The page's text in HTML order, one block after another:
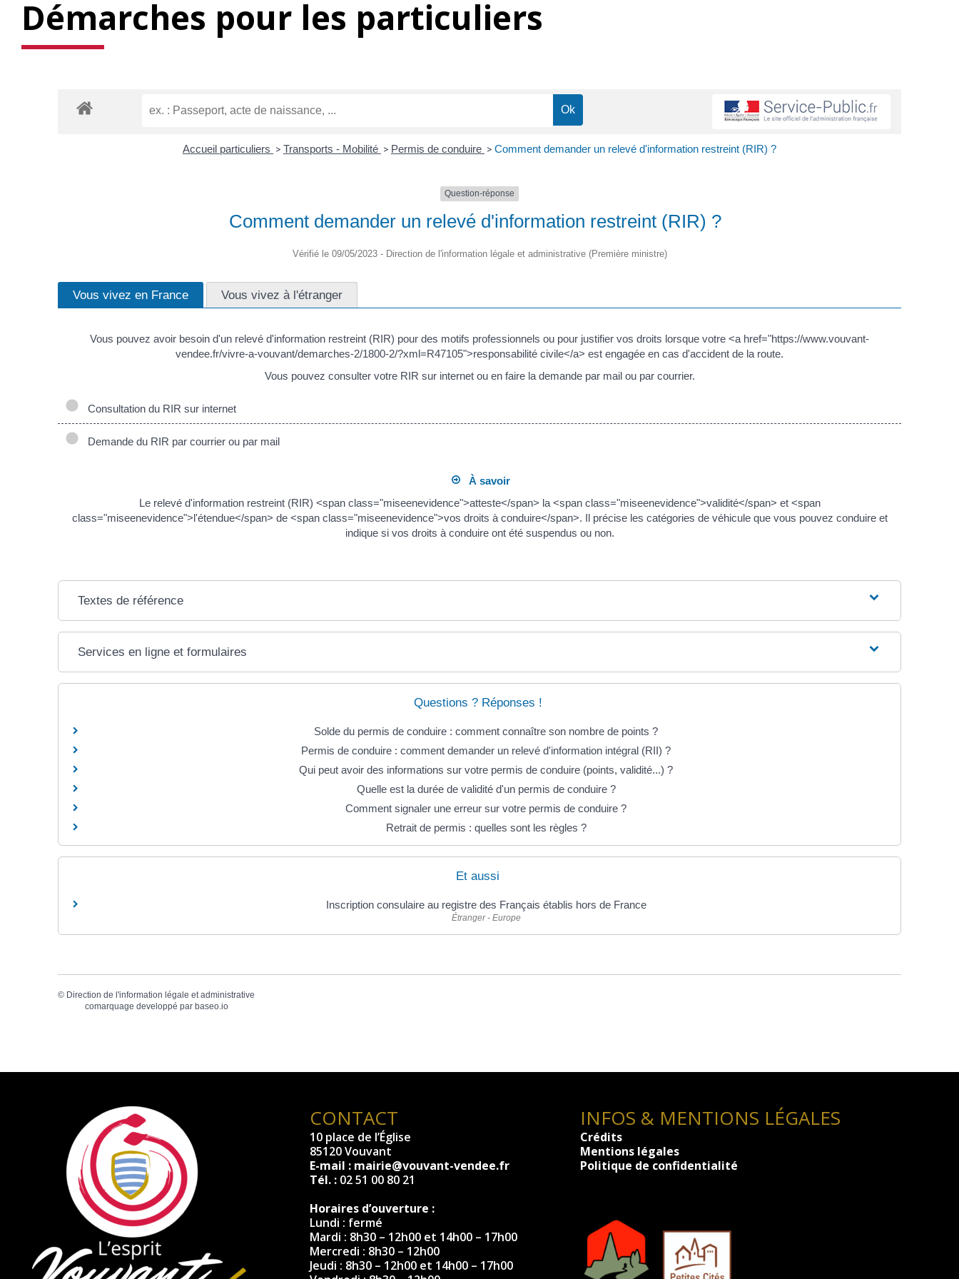
Démarches pour les particuliers
Accueil particuliers > Transports - Mobilité > Permis de conduire > Comment demander un relevé d'information restreint (RIR) ?
Question-réponse
Comment demander un relevé d'information restreint (RIR) ?
Vérifié le 09/05/2023 - Direction de l'information légale et administrative (Première ministre)
Vous vivez en France Vous vivez à l'étranger
Vous pouvez avoir besoin d'un relevé d'information restreint (RIR) pour des motifs professionnels ou pour justifier vos droits lorsque votre <a href="https://www.vouvant-
vendee.fr/vivre-a-vouvant/demarches-2/1800-2/?xml=R47105">responsabilité civile</a> est engagée en cas d'accident de la route.
Vous pouvez consulter votre RIR sur internet ou en faire la demande par mail ou par courrier.
Consultation du RIR sur internet
Demande du RIR par courrier ou par mail
À savoir
Le relevé d'information restreint (RIR) <span class="miseenevidence">atteste</span> la <span class="miseenevidence">validité</span> et <span
class="miseenevidence">l'étendue</span> de <span class="miseenevidence">vos droits à conduire</span>. Il précise les catégories de véhicule que vous pouvez conduire et
indique si vos droits à conduire ont été suspendus ou non.
Textes de référence
Services en ligne et formulaires
Questions ? Réponses !
Solde du permis de conduire : comment connaître son nombre de points ?
Permis de conduire : comment demander un relevé d'information intégral (RII) ?
Qui peut avoir des informations sur votre permis de conduire (points, validité...) ?
Quelle est la durée de validité d'un permis de conduire ?
Comment signaler une erreur sur votre permis de conduire ?
Retrait de permis : quelles sont les règles ?
Et aussi
Inscription consulaire au registre des Français établis hors de France
Étranger - Europe
© Direction de l'information légale et administrative
comarquage developpé par baseo.io
CONTACT
10 place de l’Église
85120 Vouvant
E-mail : mairie@vouvant-vendee.fr
Tél. :02 51 00 80 21
Horaires d’ouverture :
Lundi : fermé
Mardi : 8h30 – 12h00 et 14h00 – 17h00
Mercredi : 8h30 – 12h00
Jeudi : 8h30 – 12h00 et 14h00 – 17h00
INFOS & MENTIONS LÉGALES
Crédits
Mentions légales
Politique de confidentialité